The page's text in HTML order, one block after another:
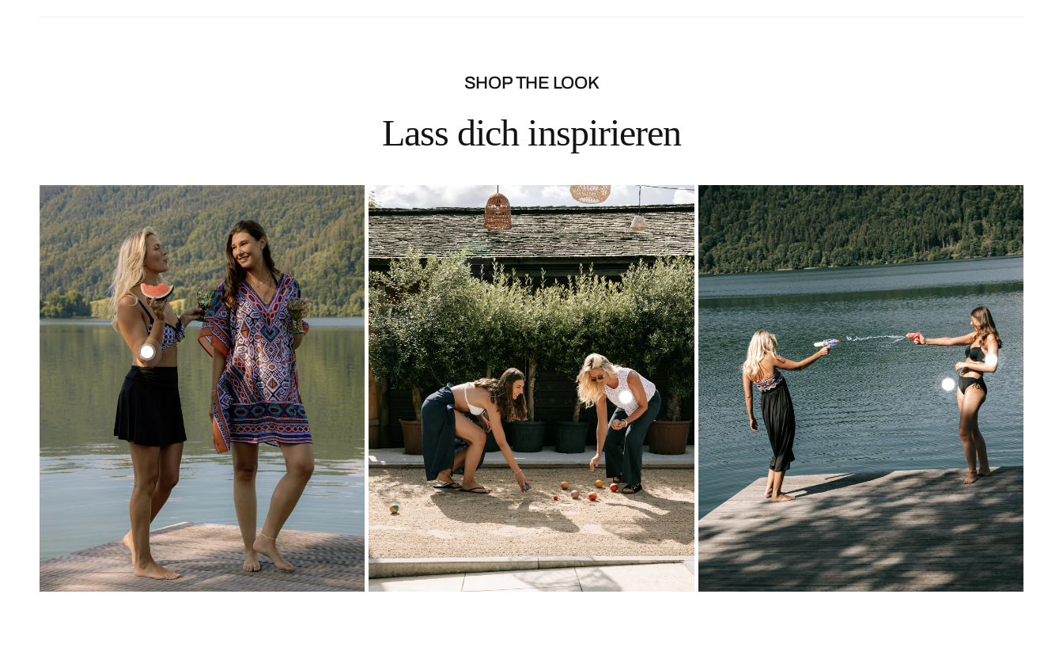
SHOP THE LOOK
Lass dich inspirieren
Ethno
Set
Solid
Lace
Top
Color
Up
Top
Color
Up
Top